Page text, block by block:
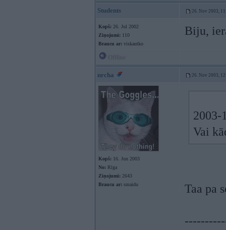
Students 26. Nov 2003,
Kopš: 26. Jul 2002
Ziņojumi: 110
Braucu ar: viskautko
Biju,
nrcha 26. Nov 2003,
Kopš: 16. Jun 2003
No: Rīga
Ziņojumi: 2643
Braucu ar: smaidu
2003-
Vai
Taa pa